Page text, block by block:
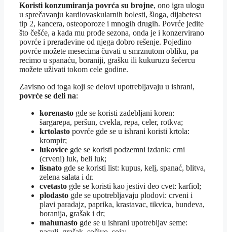
Koristi konzumiranja povrća su brojne, ono igra ulogu
u sprečavanju kardiovaskularnih bolesti, šloga, dijabetesa
tip 2, kancera, osteoporoze i mnogih drugih. Povrće jedite
što češće, a kada mu prođe sezona, onda je i konzervirano
povrće i prerađevine od njega dobro rešenje. Pojedino
povrće možete mesecima čuvati u smrznutom obliku, pa
recimo u spanaću, boraniji, grašku ili kukuruzu šećercu
možete uživati tokom cele godine.
Zavisno od toga koji se delovi upotrebljavaju u ishrani,
povrće se deli na:
korenasto gde se koristi zadebljani koren:
šargarepa, peršun, cvekla, repa, celer, rotkva;
krtolasto povrće gde se u ishrani koristi krtola:
krompir;
lukovice gde se koristi podzemni izdank: crni
(crveni) luk, beli luk;
lisnato gde se koristi list: kupus, kelj, spanać, blitva,
zelena salata i dr.
cvetasto gde se koristi kao jestivi deo cvet: karfiol;
plodasto gde se upotrebljavaju plodovi: crveni i
plavi paradajz, paprika, krastavac, tikvica, bundeva,
boranija, grašak i dr;
mahunasto gde se u ishrani upotrebljav seme: